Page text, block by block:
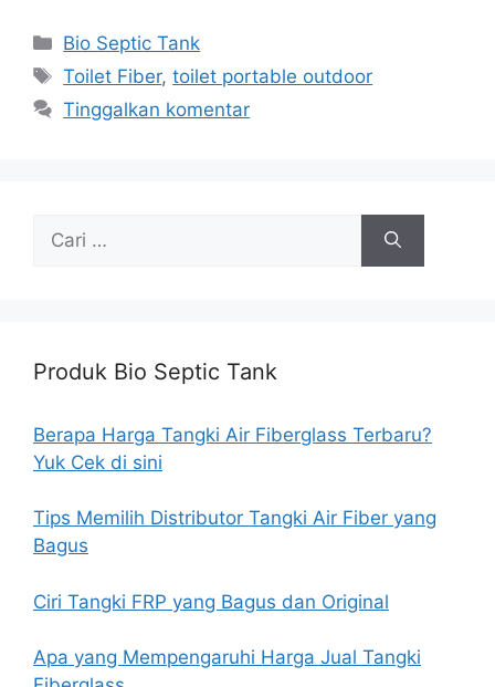
Kategori
Bio Septic Tank
Tag
Toilet Fiber,toilet portable outdoor
Tinggalkan komentar
untuk:
Produk Bio Septic Tank
Berapa Harga Tangki Air Fiberglass Terbaru?
Yuk Cek di sini
Tips Memilih Distributor Tangki Air Fiber yang
Bagus
Ciri Tangki FRP yang Bagus dan Original
Apa yang Mempengaruhi Harga Jual Tangki